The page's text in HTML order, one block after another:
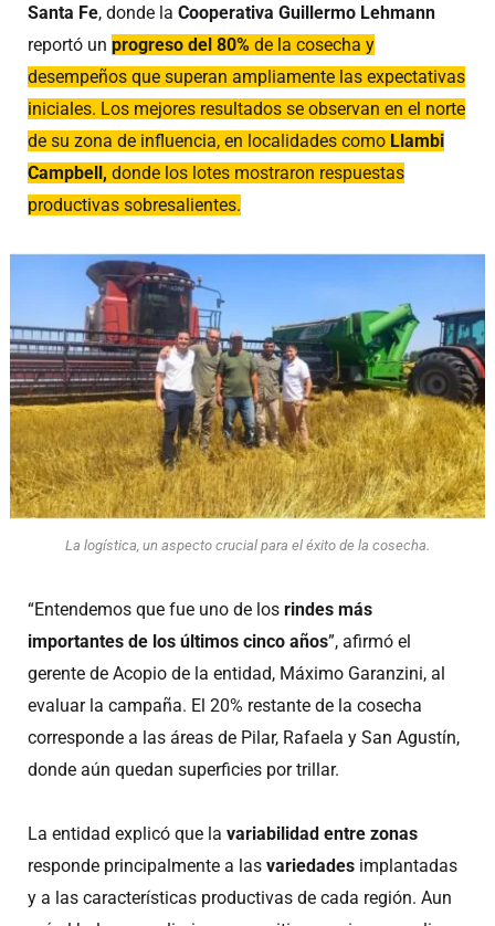
Santa Fe, donde la Cooperativa Guillermo Lehmann
reportó un progreso del 80% de la cosecha y
desempeños que superan ampliamente las expectativas
iniciales. Los mejores resultados se observan en el norte
de su zona de influencia, en localidades como Llambi
Campbell, donde los lotes mostraron respuestas
productivas sobresalientes.
La logística, un aspecto crucial para el éxito de la cosecha.
“Entendemos que fue uno de los rindes más
importantes de los últimos cinco años”, afirmó el
gerente de Acopio de la entidad, Máximo Garanzini, al
evaluar la campaña. El 20% restante de la cosecha
corresponde a las áreas de Pilar, Rafaela y San Agustín,
donde aún quedan superficies por trillar.
La entidad explicó que la variabilidad entre zonas
responde principalmente a las variedades implantadas
y a las características productivas de cada región. Aun